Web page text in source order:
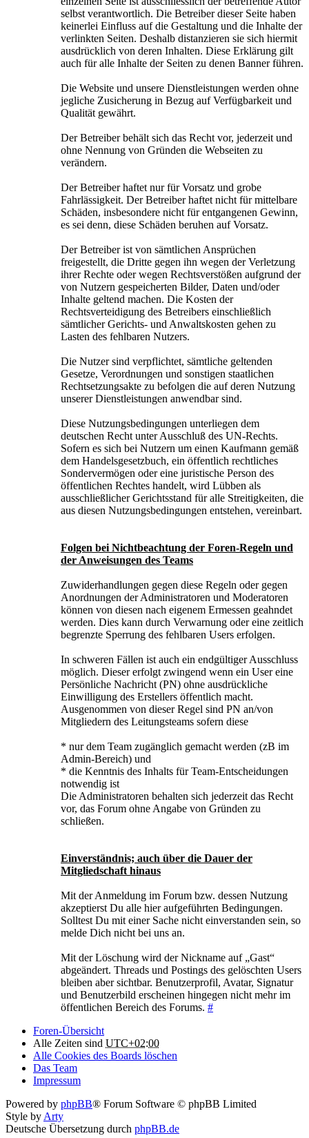
selbst verantwortlich. Die Betreiber dieser Seite haben
keinerlei Einfluss auf die Gestaltung und die Inhalte der
verlinkten Seiten. Deshalb distanzieren sie sich hiermit
ausdrücklich von deren Inhalten. Diese Erklärung gilt
auch für alle Inhalte der Seiten zu denen Banner führen.
Die Website und unsere Dienstleistungen werden ohne
jegliche Zusicherung in Bezug auf Verfügbarkeit und
Qualität gewährt.
Der Betreiber behält sich das Recht vor, jederzeit und
ohne Nennung von Gründen die Webseiten zu
verändern.
Der Betreiber haftet nur für Vorsatz und grobe
Fahrlässigkeit. Der Betreiber haftet nicht für mittelbare
Schäden, insbesondere nicht für entgangenen Gewinn,
es sei denn, diese Schäden beruhen auf Vorsatz.
Der Betreiber ist von sämtlichen Ansprüchen
freigestellt, die Dritte gegen ihn wegen der Verletzung
ihrer Rechte oder wegen Rechtsverstößen aufgrund der
von Nutzern gespeicherten Bilder, Daten und/oder
Inhalte geltend machen. Die Kosten der
Rechtsverteidigung des Betreibers einschließlich
sämtlicher Gerichts- und Anwaltskosten gehen zu
Lasten des fehlbaren Nutzers.
Die Nutzer sind verpflichtet, sämtliche geltenden
Gesetze, Verordnungen und sonstigen staatlichen
Rechtsetzungsakte zu befolgen die auf deren Nutzung
unserer Dienstleistungen anwendbar sind.
Diese Nutzungsbedingungen unterliegen dem
deutschen Recht unter Ausschluß des UN-Rechts.
Sofern es sich bei Nutzern um einen Kaufmann gemäß
dem Handelsgesetzbuch, ein öffentlich rechtliches
Sondervermögen oder eine juristische Person des
öffentlichen Rechtes handelt, wird Lübben als
ausschließlicher Gerichtsstand für alle Streitigkeiten, die
aus diesen Nutzungsbedingungen entstehen, vereinbart.
Folgen bei Nichtbeachtung der Foren-Regeln und
der Anweisungen des Teams
Zuwiderhandlungen gegen diese Regeln oder gegen
Anordnungen der Administratoren und Moderatoren
können von diesen nach eigenem Ermessen geahndet
werden. Dies kann durch Verwarnung oder eine zeitlich
begrenzte Sperrung des fehlbaren Users erfolgen.
In schweren Fällen ist auch ein endgültiger Ausschluss
möglich. Dieser erfolgt zwingend wenn ein User eine
Persönliche Nachricht (PN) ohne ausdrückliche
Einwilligung des Erstellers öffentlich macht.
Ausgenommen von dieser Regel sind PN an/von
Mitgliedern des Leitungsteams sofern diese
* nur dem Team zugänglich gemacht werden (zB im
Admin-Bereich) und
* die Kenntnis des Inhalts für Team-Entscheidungen
notwendig ist
Die Administratoren behalten sich jederzeit das Recht
vor, das Forum ohne Angabe von Gründen zu
schließen.
Einverständnis; auch über die Dauer der
Mitgliedschaft hinaus
Mit der Anmeldung im Forum bzw. dessen Nutzung
akzeptierst Du alle hier aufgeführten Bedingungen.
Solltest Du mit einer Sache nicht einverstanden sein, so
melde Dich nicht bei uns an.
Mit der Löschung wird der Nickname auf „Gast“
abgeändert. Threads und Postings des gelöschten Users
bleiben aber sichtbar. Benutzerprofil, Avatar, Signatur
und Benutzerbild erscheinen hingegen nicht mehr im
öffentlichen Bereich des Forums. #
Foren-Übersicht
Alle Zeiten sind UTC+02:00
Alle Cookies des Boards löschen
Das Team
Impressum
Powered by phpBB® Forum Software © phpBB Limited
Style by Arty
Deutsche Übersetzung durch phpBB.de